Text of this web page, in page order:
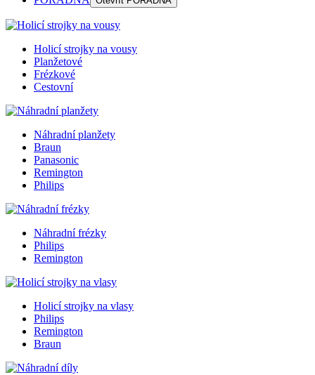
Holicí strojky na vousy
Planžetové
Frézkové
Cestovní
Náhradní planžety
Braun
Panasonic
Remington
Philips
Náhradní frézky
Philips
Remington
Holicí strojky na vlasy
Philips
Remington
Braun